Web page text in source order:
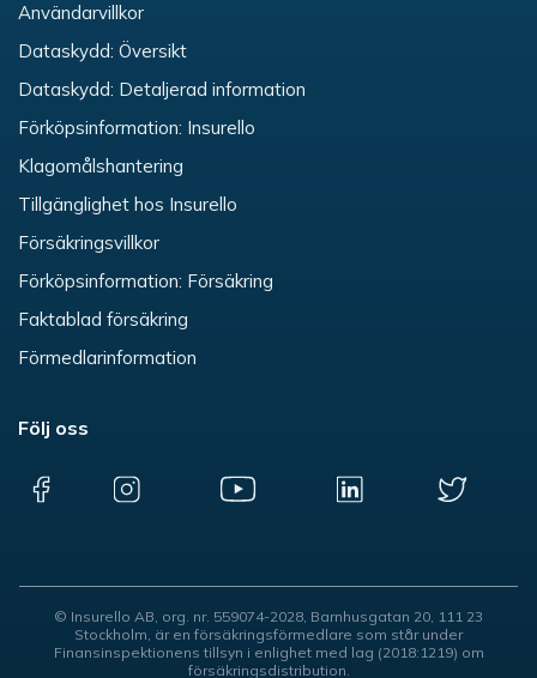
Användarvillkor
Dataskydd: Översikt
Dataskydd: Detaljerad information
Förköpsinformation: Insurello
Klagomålshantering
Tillgänglighet hos Insurello
Försäkringsvillkor
Förköpsinformation: Försäkring
Faktablad försäkring
Förmedlarinformation
Följ oss
© Insurello AB, org. nr. 559074-2028, Barnhusgatan 20, 111 23
Stockholm, är en försäkringsförmedlare som står under
Finansinspektionens tillsyn i enlighet med lag (2018:1219) om
försäkringsdistribution.